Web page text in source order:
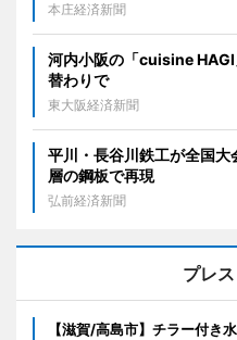
本庄経済新聞
河内小阪の「cuisine
替わりで
東大阪経済新聞
平川・長谷川鉄工が全国
層の鋼板で再現
弘前経済新聞
プレ
【滋賀/高島市】チラー付き